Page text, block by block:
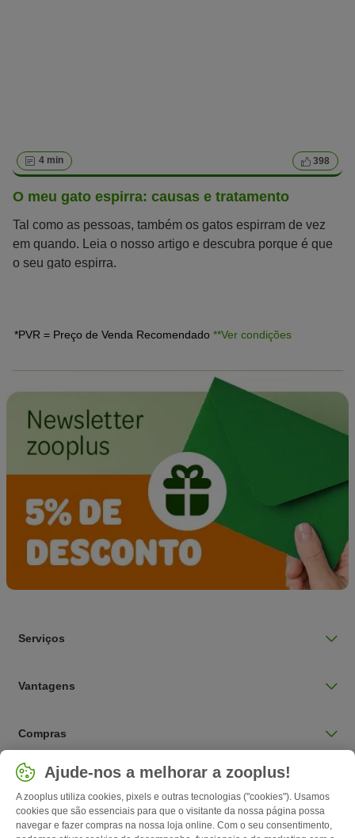
4 min 398
O meu gato espirra: causas e tratamento
Tal como as pessoas, também os gatos espirram de vez
em quando. Leia o nosso artigo e descubra porque é que
o seu gato espirra.
*PVR = Preço de Venda Recomendado **Ver condições
Serviços
Vantagens
Compras
Selecionar país
Portugal / PT
Follow zooplus
Ajude-nos a melhorar a zooplus!
A zooplus utiliza cookies, pixels e outras tecnologias ("cookies"). Usamos
cookies que são essenciais para que o visitante da nossa página possa
navegar e fazer compras na nossa loja online. Com o seu consentimento,